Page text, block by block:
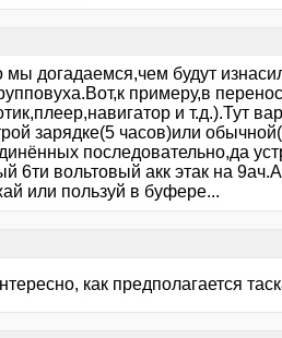
мы догадаемся,чем будут
примеру,в
и т.д.).Тут
зарядке(5 часов)или
последовательно,да
6ти вольтовый акк этак на
или пользуй в буфере...
как предполагается